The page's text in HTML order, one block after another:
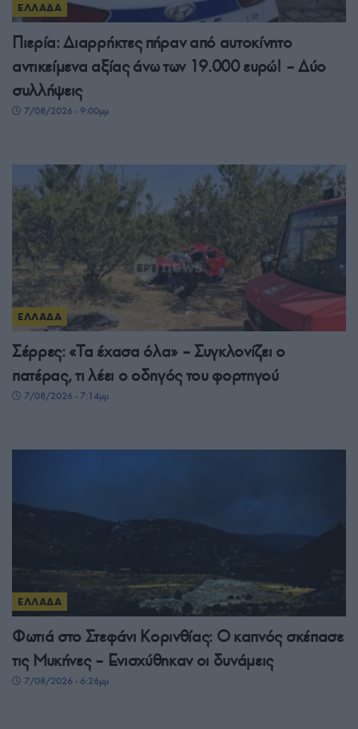
ΕΛΛΑΔΑ
Πιερία: Διαρρήκτες πήραν από αυτοκίνητο
αντικείμενα αξίας άνω των 19.000 ευρώ! – Δύο
συλλήψεις
7/08/2026 - 9:00μμ
ΕΛΛΑΔΑ
Σέρρες: «Τα έχασα όλα» – Συγκλονίζει ο
πατέρας, τι λέει ο οδηγός του φορτηγού
7/08/2026 - 7:14μμ
ΕΛΛΑΔΑ
Φωτιά στο Στεφάνι Κορινθίας: Ο καπνός σκέπασε
τις Μυκήνες – Ενισχύθηκαν οι δυνάμεις
7/08/2026 - 6:26μμ